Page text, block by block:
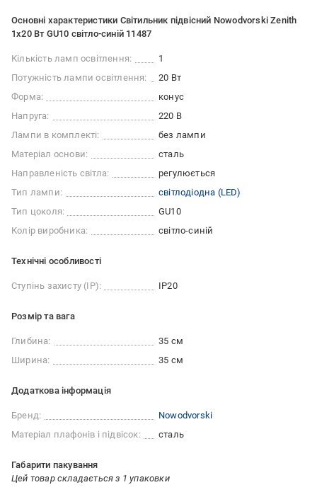
Основні характеристики Світильник підвісний Nowodvorski Zenith
1x20 Вт GU10 світло-синій 11487
Кількість ламп освітлення:
1
Потужність лампи освітлення:
20 Вт
Форма:
конус
Напруга:
220 В
Лампи в комплекті:
без лампи
Матеріал основи:
сталь
Направленість світла:
регулюється
Тип лампи:
світлодіодна (LED)
Тип цоколя:
GU10
Колір виробника:
світло-синій
Технічні особливості
Ступінь захисту (IP): IP20
Розмір та вага
Глибина:
35 см
Ширина:
35 см
Додаткова інформація
Бренд:
Nowodvorski
Матеріал плафонів і підвісок:
сталь
Габарити пакування
Цей товар складається з 1 упаковки